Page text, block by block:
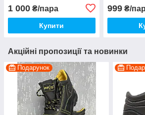
1 000 ₴/пара
Купити
999₴/
Акційні пропозиції та новинки
Подарунок